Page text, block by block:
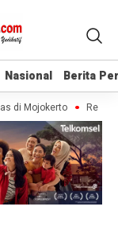
Nasional Berita
Nasional Berita
Mojokerto Realisasi